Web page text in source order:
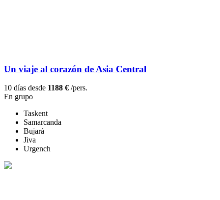
Un viaje al corazón de Asia Central
10 días desde 1188 € /pers.
En grupo
Taskent
Samarcanda
Bujará
Jiva
Urgench